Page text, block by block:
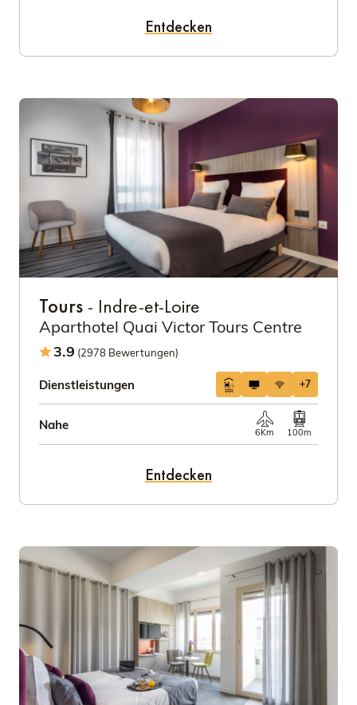
Entdecken
Tours - Indre-et-Loire
Aparthotel Quai Victor Tours Centre
3.9 (2978 Bewertungen)
Dienstleistungen +7
Nahe
6Km 100m
Entdecken